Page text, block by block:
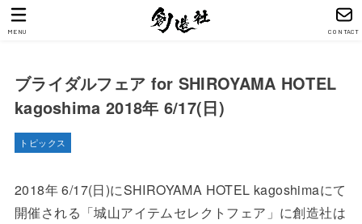
CONTACT
MENU
ブライダルフェア for SHIROYAMA HOTEL
kagoshima 2018年 6/17(日)
トピックス
2018年 6/17(日)にSHIROYAMA HOTEL kagoshimaにて
開催される「城山アイテムセレクトフェア」に創造社は